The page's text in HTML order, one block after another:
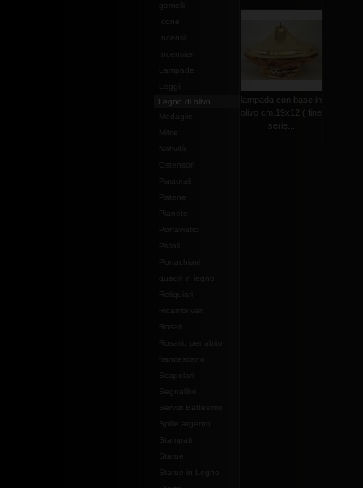
gemelli
Leggii
Legno di olivo
Medaglie
Mitrie
Natività
Ostensori
Pastorali
Patene
Pianete
Portaviatici
Piviali
Portachiavi
quadri in legno
Reliquiari
Ricambi vari
Rosari
Rosario per abito
francescano
Scapolari
Segnalibri
Servizi Battesimo
Spille argento
Stampati
Statue
Statue in Legno
lampada con base in
olivo cm.19x12 ( fine
serie...